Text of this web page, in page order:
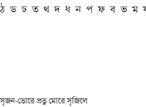
ঠ ড ঢ ত থ দ ধ ন প ফ ব ভ ম
সৃজন-ভোরে প্রভু মোরে সৃজিলে